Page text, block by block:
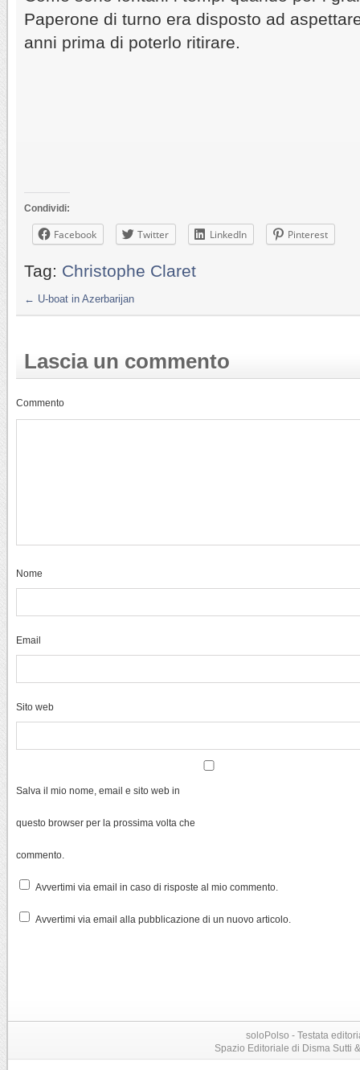
Paperone di turno era disposto ad
anni prima di poterlo ritirare.
Condividi:
Facebook Twitter LinkedIn Pinterest
Tag: Christophe Claret
← U-boat in Azerbarijan
Lascia un commento
Commento
Nome
Email
Sito web
Salva il mio nome, email e sito web in
questo browser per la prossima volta che
commento.
Avvertimi via email in caso di risposte al mio commento.
Avvertimi via email alla pubblicazione di un nuovo articolo.
soloPolso - Testata
Spazio Editoriale di Disma Sutti